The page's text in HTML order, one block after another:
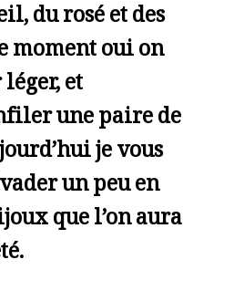
du rosé et des
moment oui on
et
une paire de
je vous
un peu en
que l’on aura